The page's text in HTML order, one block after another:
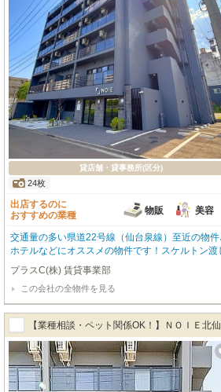
貸店舗・貸事務所(区分)
24枚
出店するのに
おすすめの業種
物販 美容
交通量の多い県道22号線（仙台泉線）至近の物
ホテルなどにオススメの物件です！スケルトン渡
プラスC(株) 賃貸事業部
この会社の全物件を見る
【業種相談・ペット関係OK！】ＮＯＩＥ北
T202